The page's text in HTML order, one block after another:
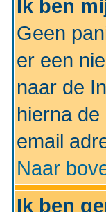
Ik ben
Geen
er een
naar de
hierna
email
Naar
Ik ben